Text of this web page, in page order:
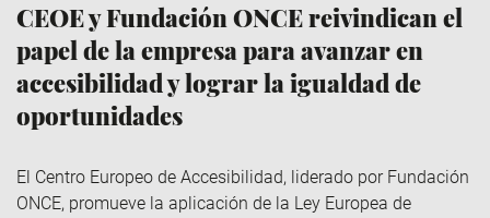
CEOE y Fundación ONCE reivindican el
papel de la empresa para avanzar en
accesibilidad y lograr la igualdad de
oportunidades
El Centro Europeo de Accesibilidad, liderado por Fundación
ONCE, promueve la aplicación de la Ley Europea de